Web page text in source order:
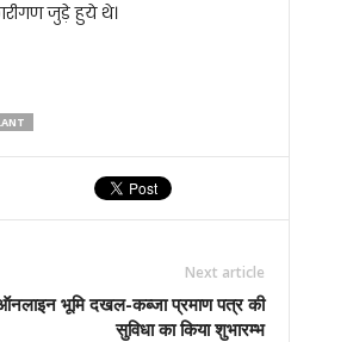
जुड़े हुये थे।
Next article
भूमि दखल-कब्जा प्रमाण पत्र की
सुविधा का किया शुभारम्भ